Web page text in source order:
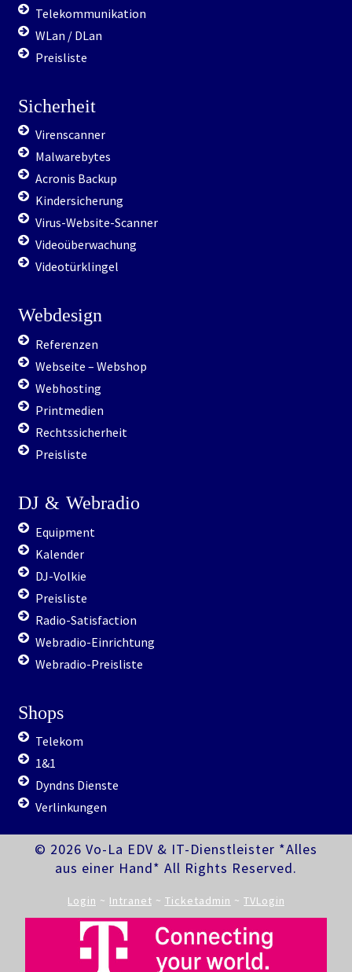
Telekommunikation
WLan / DLan
Preisliste
Sicherheit
Virenscanner
Malwarebytes
Acronis Backup
Kindersicherung
Virus-Website-Scanner
Videoüberwachung
Videotürklingel
Webdesign
Referenzen
Webseite – Webshop
Webhosting
Printmedien
Rechtssicherheit
Preisliste
DJ & Webradio
Equipment
Kalender
DJ-Volkie
Preisliste
Radio-Satisfaction
Webradio-Einrichtung
Webradio-Preisliste
Shops
Telekom
1&1
Dyndns Dienste
Verlinkungen
© 2026 Vo-La EDV & IT-Dienstleister *Alles
aus einer Hand* All Rights Reserved.
Login ~ Intranet ~ Ticketadmin ~ TVLogin